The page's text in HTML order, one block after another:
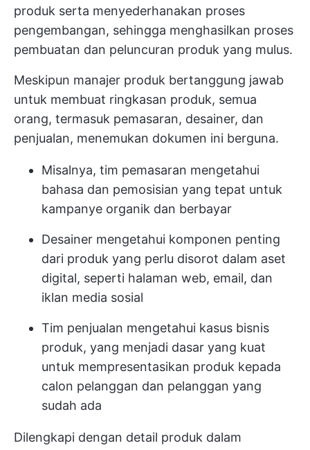
produk serta menyederhanakan proses
pengembangan, sehingga menghasilkan proses
pembuatan dan peluncuran produk yang mulus.
Meskipun manajer produk bertanggung jawab
untuk membuat ringkasan produk, semua
orang, termasuk pemasaran, desainer, dan
penjualan, menemukan dokumen ini berguna.
Misalnya, tim pemasaran mengetahui
bahasa dan pemosisian yang tepat untuk
kampanye organik dan berbayar
Desainer mengetahui komponen penting
dari produk yang perlu disorot dalam aset
digital, seperti halaman web, email, dan
iklan media sosial
Tim penjualan mengetahui kasus bisnis
produk, yang menjadi dasar yang kuat
untuk mempresentasikan produk kepada
calon pelanggan dan pelanggan yang
sudah ada
Dilengkapi dengan detail produk dalam